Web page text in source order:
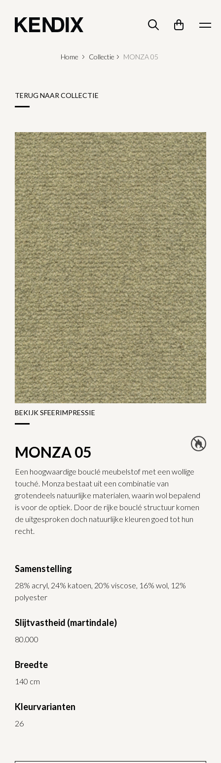
Home Collectie MONZA 05
TERUG NAAR COLLECTIE
MONZA 05
Een hoogwaardige bouclé meubelstof met een wollige
touché. Monza bestaat uit een combinatie van
grotendeels natuurlijke materialen, waarin wol bepalend
is voor de optiek. Door de rijke bouclé structuur komen
de uitgesproken doch natuurlijke kleuren goed tot hun
recht.
Samenstelling
28% acryl, 24% katoen, 20% viscose, 16% wol, 12%
polyester
Slijtvastheid (martindale)
80.000
Breedte
140 cm
Kleurvarianten
26
BEKIJK SFEERIMPRESSIE